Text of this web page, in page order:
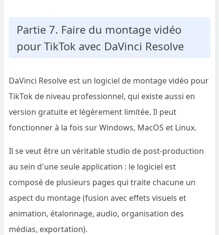
Partie 7. Faire du montage vidéo
pour TikTok avec DaVinci Resolve
DaVinci Resolve est un logiciel de montage vidéo pour
TikTok de niveau professionnel, qui existe aussi en
version gratuite et légèrement limitée. Il peut
fonctionner à la fois sur Windows, MacOS et Linux.
Il se veut être un véritable studio de post-production
au sein d'une seule application : le logiciel est
composé de plusieurs pages qui traite chacune un
aspect du montage (fusion avec effets visuels et
animation, étalonnage, audio, organisation des
médias, exportation).